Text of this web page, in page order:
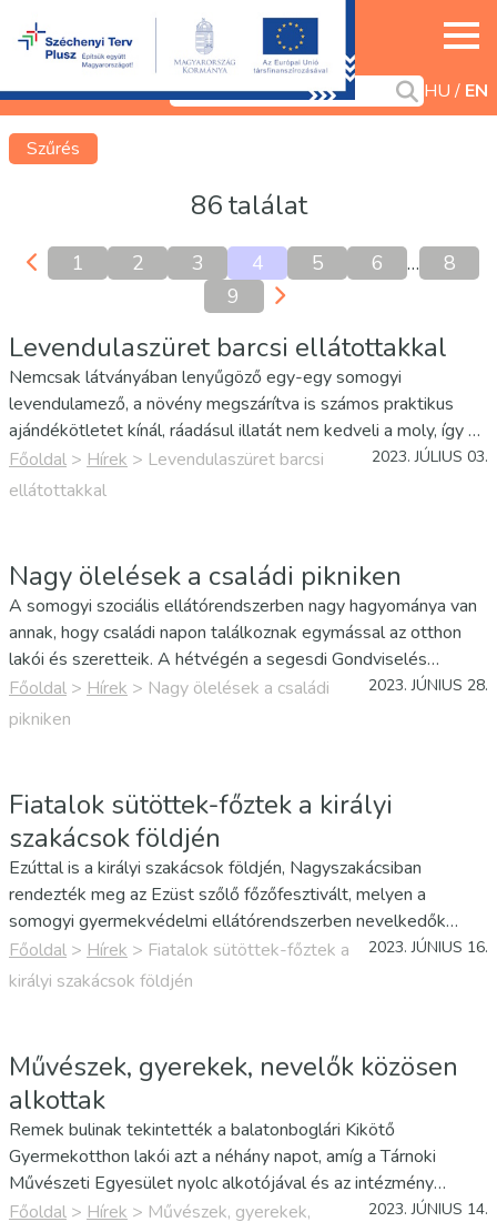
HU EN
Szűrés
86 találat
1 2 3 4 5 6 …
8
9
Levendulaszüret barcsi ellátottakkal
Nemcsak látványában lenyűgöző egy-egy somogyi
levendulamező, a növény megszárítva is számos praktikus
ajándékötletet kínál, ráadásul illatát nem kedveli a moly, így a
ruhásszekrények kincse lehet egy-egy illatpárna.
Főoldal > Hírek > Levendulaszüret barcsi
ellátottakkal
2023. JÚLIUS 03.
Nagy ölelések a családi pikniken
A somogyi szociális ellátórendszerben nagy hagyománya van
annak, hogy családi napon találkoznak egymással az otthon
lakói és szeretteik. A hétvégén a segesdi Gondviselés
Integrált Szociális Intézmény hívta piknikezni a
hozzátartozókat, rokonokat, barátokat, akiket a házigazdák
Főoldal > Hírek > Nagy ölelések a családi
pikniken
2023. JÚNIUS 28.
Fiatalok sütöttek-főztek a királyi
szakácsok földjén
Ezúttal is a királyi szakácsok földjén, Nagyszakácsiban
rendezték meg az Ezüst szőlő főzőfesztivált, melyen a
somogyi gyermekvédelmi ellátórendszerben nevelkedők
vettek részt.
Főoldal > Hírek > Fiatalok sütöttek-főztek a
királyi szakácsok földjén
2023. JÚNIUS 16.
Művészek, gyerekek, nevelők közösen
alkottak
Remek bulinak tekintették a balatonboglári Kikötő
Gyermekotthon lakói azt a néhány napot, amíg a Tárnoki
Művészeti Egyesület nyolc alkotójával és az intézmény
munkatársaival közösen festették ki a földszinti folyosót. A
Főoldal > Hírek > Művészek, gyerekek,
2023. JÚNIUS 14.